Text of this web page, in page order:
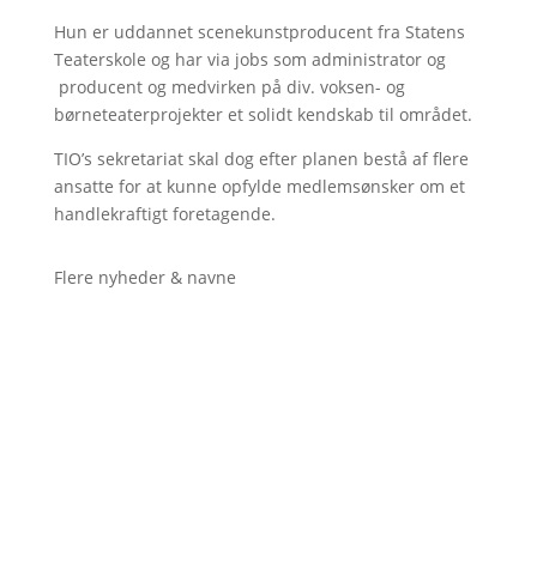
Hun er uddannet scenekunstproducent fra Statens
Teaterskole og har via jobs som administrator og
producent og medvirken på div. voksen- og
børneteaterprojekter et solidt kendskab til området.
TIO’s sekretariat skal dog efter planen bestå af flere
ansatte for at kunne opfylde medlemsønsker om et
handlekraftigt foretagende.
Flere nyheder & navne